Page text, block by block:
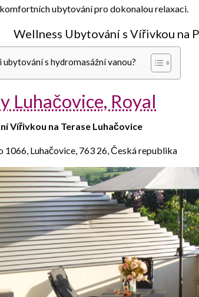
ubytování pro dokonalou relaxaci.
Wellness Ubytování s Vířivkou na
ubytování s hydromasážní vanou?
Luhačovice, Royal
Vířivkou na Terase Luhačovice
1066, Luhačovice, 763 26, Česká republika